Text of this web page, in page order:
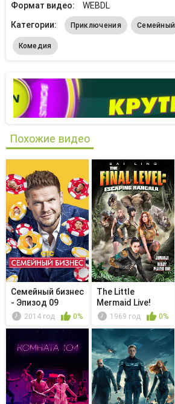
Формат видео:
WEBDL
Категории:
Приключения Семейный
Комедия
Похожие видео
Семейный бизнес
- Эпизод 09
2014 год 0%
The Little
Mermaid Live!
1969 год 0%